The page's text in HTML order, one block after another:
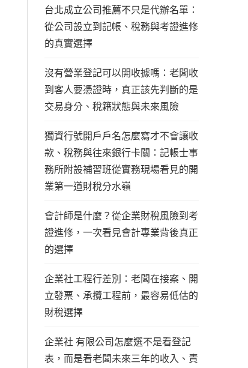
台北成立公司推薦不只是代辦名單：
從公司設立到記帳、稅務與考證進修
的真實選擇
沒有營業登記可以開收據嗎：老闆收
到客人要憑證時，真正該先判斷的是
交易身分、稅籍狀態與未來風險
獨資行號開戶戶名怎麼寫才不會讓收
款、稅務與往來銀行卡關：記帳士事
務所附設補習班從實務現場看見的開
業第一道財稅分水嶺
會計師是什麼？從企業財稅風險到考
證進修，一次看見會計專業背後真正
的選擇
企業社工程行差別：老闆在接案、開
立發票、承攬工程前，最容易低估的
財稅選擇
企業社 有限公司怎麼選不是看登記
表，而是看老闆未來三年的收入、責